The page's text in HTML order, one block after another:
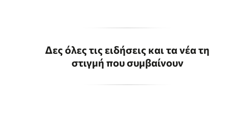
Δες όλες τις ειδήσεις και τα νέα τη
στιγμή που συμβαίνουν